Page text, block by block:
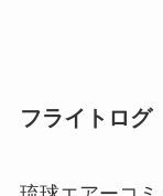
フライトログ